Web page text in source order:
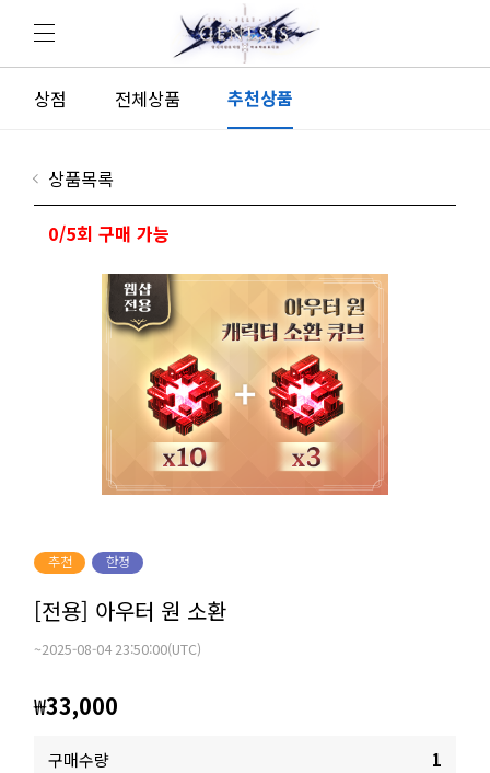
상점 전체상품 추천상품
상품목록
0/5회 구매 가능
추천 한정
[전용] 아우터 원 소환
~2025-08-04 23:50:00(UTC)
₩33,000
구매수량 1